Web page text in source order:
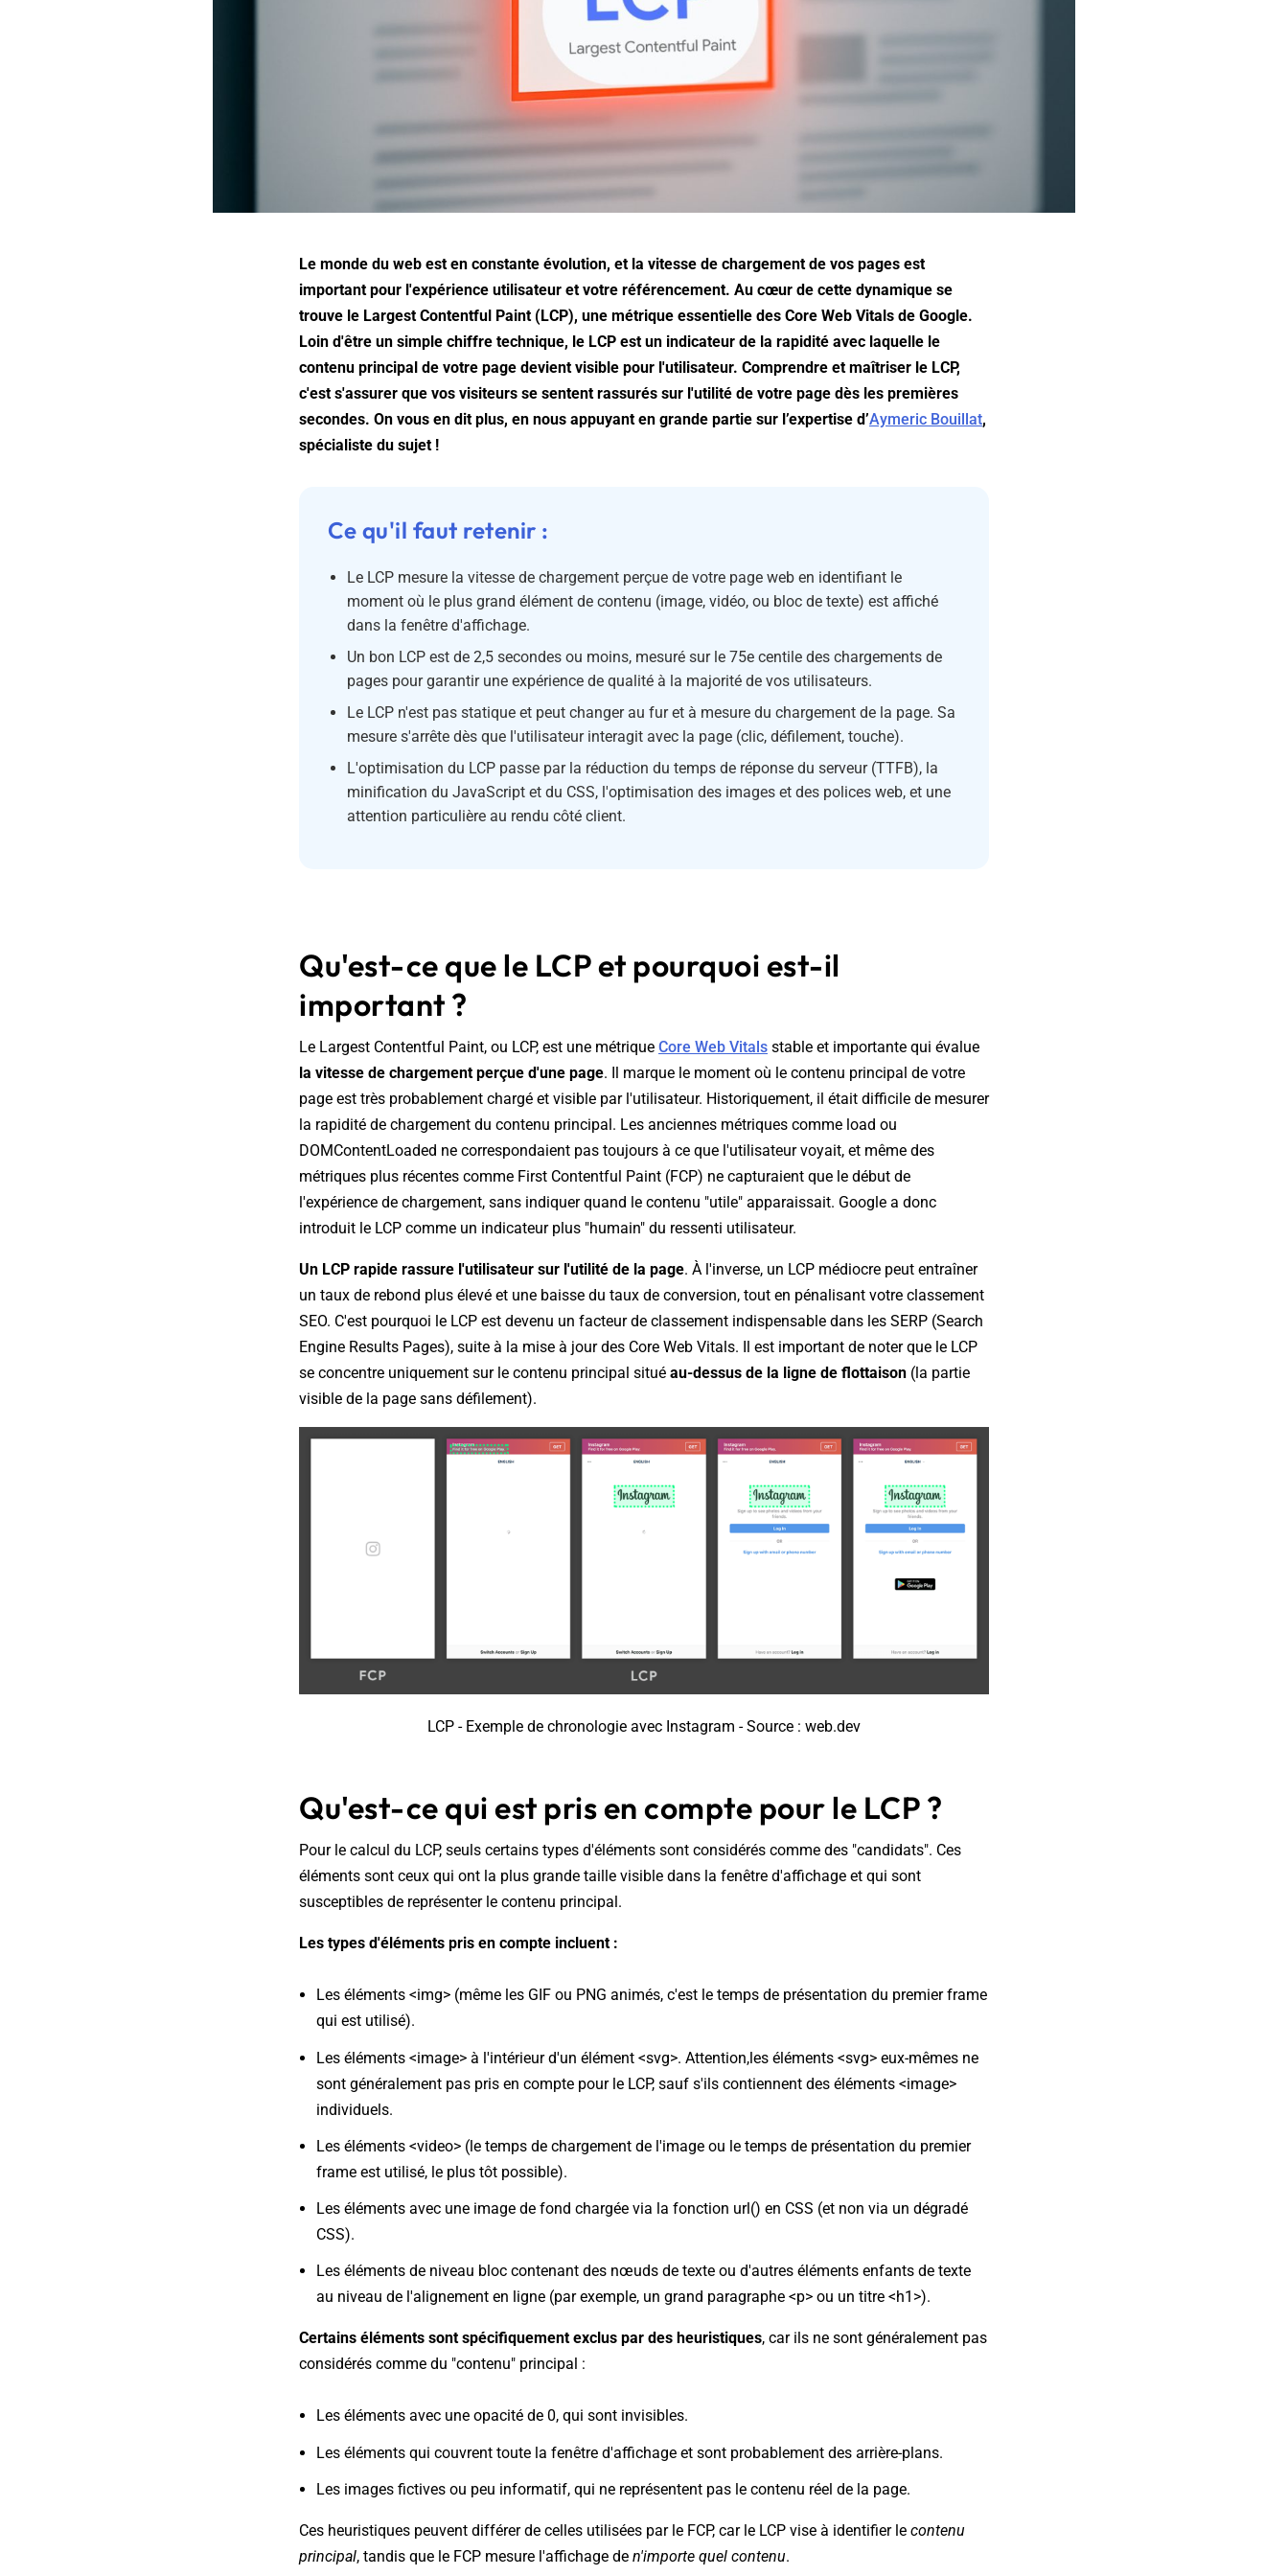
Le monde du web est en constante évolution, et la vitesse de chargement de vos pages est
important pour l'expérience utilisateur et votre référencement. Au cœur de cette dynamique se
trouve le Largest Contentful Paint (LCP), une métrique essentielle des Core Web Vitals de Google.
Loin d'être un simple chiffre technique, le LCP est un indicateur de la rapidité avec laquelle le
contenu principal de votre page devient visible pour l'utilisateur. Comprendre et maîtriser le LCP,
c'est s'assurer que vos visiteurs se sentent rassurés sur l'utilité de votre page dès les premières
secondes. On vous en dit plus, en nous appuyant en grande partie sur l’expertise d’Aymeric Bouillat,
spécialiste du sujet !
Ce qu'il faut retenir :
Le LCP mesure la vitesse de chargement perçue de votre page web en identifiant le
moment où le plus grand élément de contenu (image, vidéo, ou bloc de texte) est affiché
dans la fenêtre d'affichage.
Un bon LCP est de 2,5 secondes ou moins, mesuré sur le 75e centile des chargements de
pages pour garantir une expérience de qualité à la majorité de vos utilisateurs.
Le LCP n'est pas statique et peut changer au fur et à mesure du chargement de la page. Sa
mesure s'arrête dès que l'utilisateur interagit avec la page (clic, défilement, touche).
L'optimisation du LCP passe par la réduction du temps de réponse du serveur (TTFB), la
minification du JavaScript et du CSS, l'optimisation des images et des polices web, et une
attention particulière au rendu côté client.
Qu'est-ce que le LCP et pourquoi est-il
important ?
Le Largest Contentful Paint, ou LCP, est une métrique Core Web Vitals stable et importante qui évalue
la vitesse de chargement perçue d'une page. Il marque le moment où le contenu principal de votre
page est très probablement chargé et visible par l'utilisateur. Historiquement, il était difficile de mesurer
la rapidité de chargement du contenu principal. Les anciennes métriques comme load ou
DOMContentLoaded ne correspondaient pas toujours à ce que l'utilisateur voyait, et même des
métriques plus récentes comme First Contentful Paint (FCP) ne capturaient que le début de
l'expérience de chargement, sans indiquer quand le contenu "utile" apparaissait. Google a donc
introduit le LCP comme un indicateur plus "humain" du ressenti utilisateur.
Un LCP rapide rassure l'utilisateur sur l'utilité de la page. À l'inverse, un LCP médiocre peut entraîner
un taux de rebond plus élevé et une baisse du taux de conversion, tout en pénalisant votre classement
SEO. C'est pourquoi le LCP est devenu un facteur de classement indispensable dans les SERP (Search
Engine Results Pages), suite à la mise à jour des Core Web Vitals. Il est important de noter que le LCP
se concentre uniquement sur le contenu principal situé au-dessus de la ligne de flottaison (la partie
visible de la page sans défilement).
LCP - Exemple de chronologie avec Instagram - Source : web.dev
Qu'est-ce qui est pris en compte pour le LCP ?
Pour le calcul du LCP, seuls certains types d'éléments sont considérés comme des "candidats". Ces
éléments sont ceux qui ont la plus grande taille visible dans la fenêtre d'affichage et qui sont
susceptibles de représenter le contenu principal.
Les types d'éléments pris en compte incluent :
Les éléments <img> (même les GIF ou PNG animés, c'est le temps de présentation du premier frame
qui est utilisé).
Les éléments <image> à l'intérieur d'un élément <svg>. Attention,les éléments <svg> eux-mêmes ne
sont généralement pas pris en compte pour le LCP, sauf s'ils contiennent des éléments <image>
individuels.
Les éléments <video> (le temps de chargement de l'image ou le temps de présentation du premier
frame est utilisé, le plus tôt possible).
Les éléments avec une image de fond chargée via la fonction url() en CSS (et non via un dégradé
CSS).
Les éléments de niveau bloc contenant des nœuds de texte ou d'autres éléments enfants de texte
au niveau de l'alignement en ligne (par exemple, un grand paragraphe <p> ou un titre <h1>).
Certains éléments sont spécifiquement exclus par des heuristiques, car ils ne sont généralement pas
considérés comme du "contenu" principal :
Les éléments avec une opacité de 0, qui sont invisibles.
Les éléments qui couvrent toute la fenêtre d'affichage et sont probablement des arrière-plans.
Les images fictives ou peu informatif, qui ne représentent pas le contenu réel de la page.
Ces heuristiques peuvent différer de celles utilisées par le FCP, car le LCP vise à identifier le contenu
principal, tandis que le FCP mesure l'affichage de n'importe quel contenu.